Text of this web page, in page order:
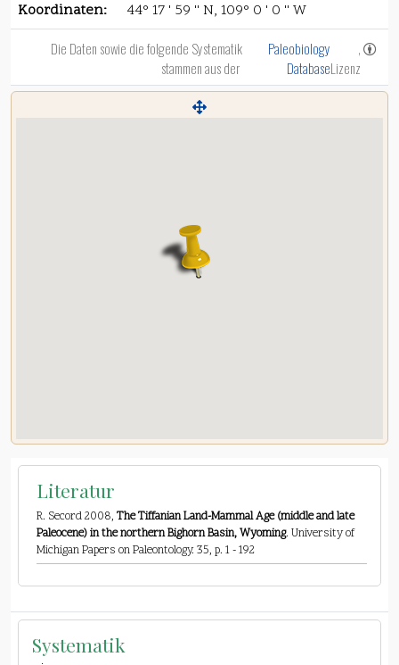
Koordinaten:
44° 17 ' 59 '' N, 109° 0 ' 0 '' W
Die Daten sowie die folgende Systematik
stammen aus der
Paleobiology
Database
,
Lizenz
Literatur
R. Secord 2008, The Tiffanian Land-Mammal Age (middle and late
Paleocene) in the northern Bighorn Basin, Wyoming. University of
Michigan Papers on Paleontology. 35, p. 1 - 192
Systematik